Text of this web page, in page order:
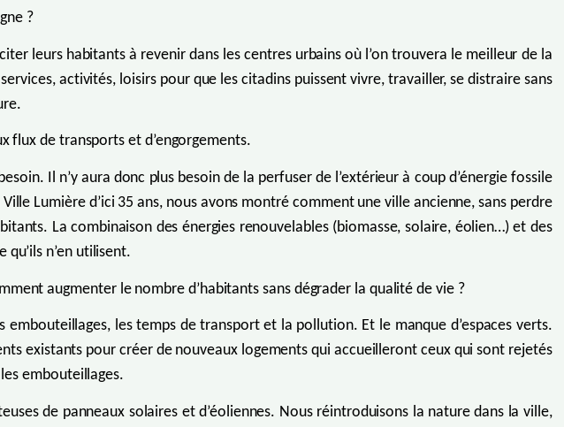
?
leurs habitants à revenir dans les centres urbains où l’on trouvera le meilleur de la
activités, loisirs pour que les citadins puissent vivre, travailler, se distraire sans
flux de transports et d’engorgements.
Il n’y aura donc plus besoin de la perfuser de l’extérieur à coup d’énergie fossile
Lumière d’ici 35 ans, nous avons montré comment une ville ancienne, sans perdre
La combinaison des énergies renouvelables (biomasse, solaire, éolien…) et des
n’en utilisent.
augmenter le nombre d’habitants sans dégrader la qualité de vie ?
embouteillages, les temps de transport et la pollution. Et le manque d’espaces verts.
existants pour créer de nouveaux logements qui accueilleront ceux qui sont rejetés
embouteillages.
de panneaux solaires et d’éoliennes. Nous réintroduisons la nature dans la ville,